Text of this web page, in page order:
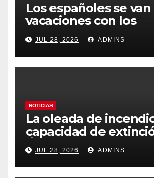
Los españoles se
vacaciones con los
carburantes hasta un
más caros que el año
y los hoteles
JUL 28, 2026 ADMINS
NOTICIAS
La oleada de
capacidad de
Ávila y al oeste de
obliga a declarar la
emergencia nacional
JUL 28, 2026 ADMINS